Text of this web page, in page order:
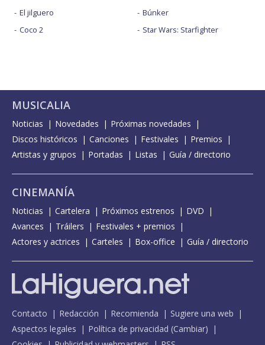
El jilguero
Coco 2
Búnker
Star Wars: Starfighter
MUSICALIA
Noticias Novedades
Próximas novedades
Discos históricos
Canciones Festivales
Premios
Artistas y grupos
Portadas Listas Guía / directorio
CINEMANÍA
Noticias Cartelera Próximos estrenos
DVD
Avances
Tráilers
Festivales + premios
Actores y actrices
Carteles Box-office Guía / directorio
Contacto Redacción Recomienda
Sugiere una web
Aspectos legales
Política de privacidad (Cambiar)